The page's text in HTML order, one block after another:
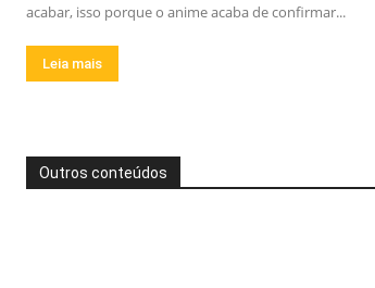
acabar, isso porque o anime acaba de confirmar...
Leia mais
Outros conteúdos